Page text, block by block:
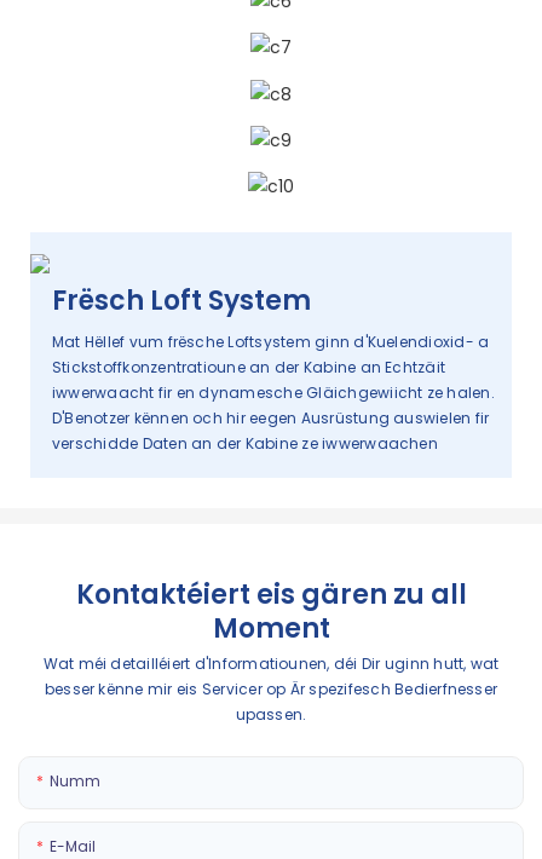
Frësch Loft System
Mat Hëllef vum frësche Loftsystem ginn d'Kuelendioxid- a
Stickstoffkonzentratioune an der Kabine an Echtzäit
iwwerwaacht fir en dynamesche Gläichgewiicht ze halen.
D'Benotzer kënnen och hir eegen Ausrüstung auswielen fir
verschidde Daten an der Kabine ze iwwerwaachen
Kontaktéiert eis gären zu all
Moment
Wat méi detailléiert d'Informatiounen, déi Dir uginn hutt, wat
besser kënne mir eis Servicer op Är spezifesch Bedierfnesser
upassen.
Numm
E-Mail